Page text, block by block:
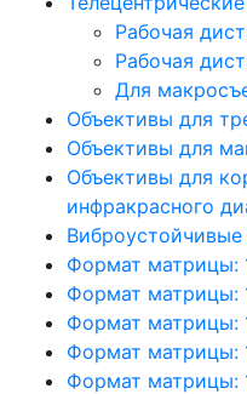
Рабочая
Рабочая
Для
Объективы для
Объективы для
Объективы для
инфракрасного
Формат матрицы:
Формат матрицы:
Формат матрицы:
Формат матрицы:
Формат матрицы: